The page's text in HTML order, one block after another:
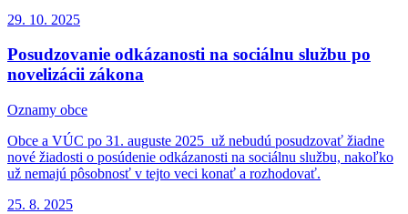
29. 10. 2025
Posudzovanie odkázanosti na sociálnu službu po
novelizácii zákona
Oznamy obce
Obce a VÚC po 31. auguste 2025 už nebudú posudzovať žiadne
nové žiadosti o posúdenie odkázanosti na sociálnu službu, nakoľko
už nemajú pôsobnosť v tejto veci konať a rozhodovať.
25. 8. 2025